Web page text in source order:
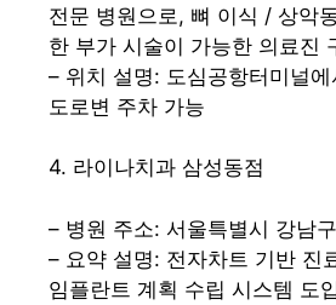
전문 병원으로, 뼈 이식 / 상악
한 부가 시술이 가능한 의료진
– 위치 설명: 도심공항터미널
도로변 주차 가능
4. 라이나치과 삼성동점
– 병원 주소: 서울특별시 강남
– 요약 설명: 전자차트 기반 진
임플란트 계획 수립 시스템 도